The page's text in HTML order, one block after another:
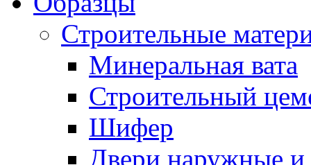
Строительные
Минеральная вата
Строительный
Шифер
Двери наружные и